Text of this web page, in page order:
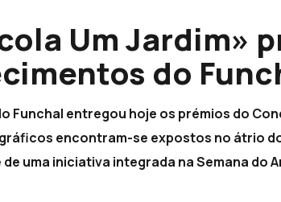
Um Jardim»
do
Funchal entregou hoje os prémios do
encontram-se expostos no átrio
uma iniciativa integrada na Semana do